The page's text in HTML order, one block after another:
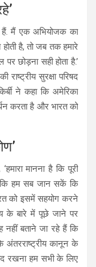
हैं. मैं एक अभियोजक का
है, तो जब तक हमारे
छोड़ना सही होता है.’
राष्ट्रीय सुरक्षा परिषद
ने कहा कि अमेरिका
करता है और भारत को
मानना है कि पूरी
हम सब जान सकें कि
को इसमें सहयोग करने
के बारे में पूछे जाने पर
बताने जा रहे हैं कि
अंतरराष्ट्रीय कानून के
रखना हम सभी के लिए